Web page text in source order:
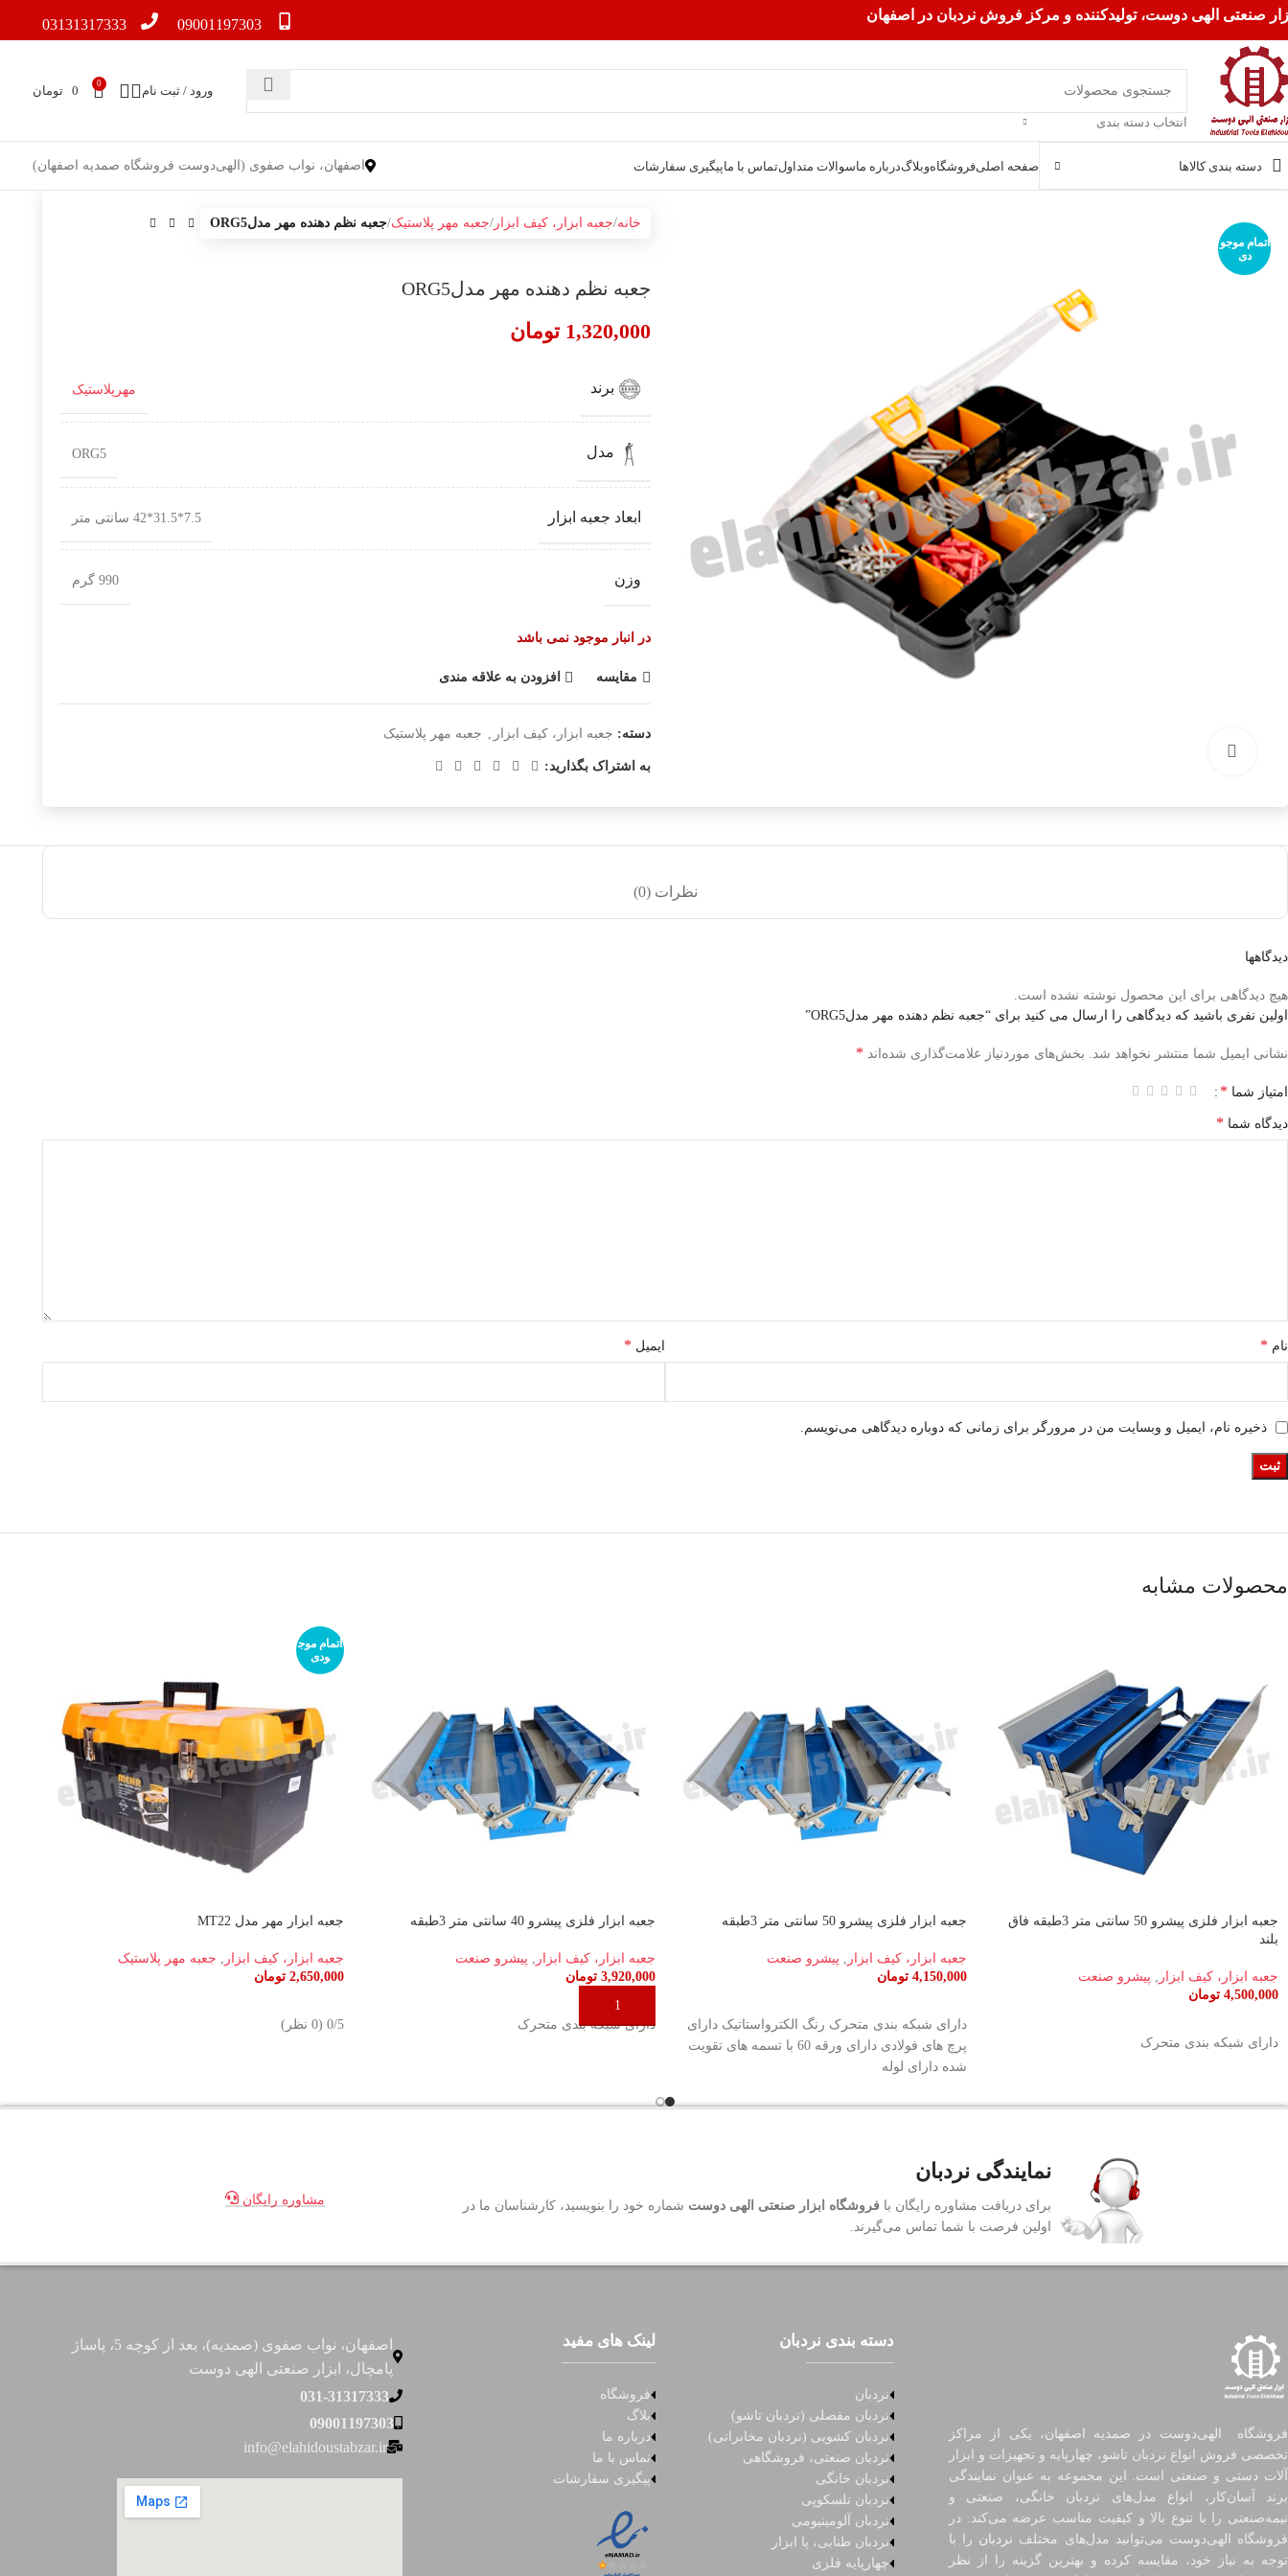
صنعتی الهی دوست، تولیدکننده و مرکز فروش نردبان در اصفهان
09001197303
03131317333
انتخاب دسته بندی
ورود / ثبت نام
0
0 تومان
دسته بندی کالاها صفحه اصلیفروشگاهوبلاگدرباره ماسوالات متداولتماس با ماپیگیری سفارشات اصفهان، نواب صفوی (الهی‌دوست فروشگاه صمدیه اصفهان)
اتمام موجو
دی
خانه جعبه ابزار، کیف ابزار جعبه مهر پلاستیک جعبه نظم دهنده مهر مدلORG5
جعبه نظم دهنده مهر مدلORG5
1,320,000 تومان
برند مهرپلاستیک
مدل ORG5
ابعاد جعبه ابزار 7.5*31.5*42 سانتی متر
وزن 990 گرم
در انبار موجود نمی باشد
مقایسه افزودن به علاقه مندی
دسته: جعبه ابزار، کیف ابزار , جعبه مهر پلاستیک
به اشتراک بگذارید:
نظرات (0)
دیدگاهها
هیچ دیدگاهی برای این محصول نوشته نشده است.
اولین نفری باشید که دیدگاهی را ارسال می کنید برای “جعبه نظم دهنده مهر مدلORG5”
نشانی ایمیل شما منتشر نخواهد شد. بخش‌های موردنیاز علامت‌گذاری شده‌اند *
امتیاز شما *
دیدگاه شما *
نام * ایمیل *
ذخیره نام، ایمیل و وبسایت من در مرورگر برای زمانی که دوباره دیدگاهی می‌نویسم.
محصولات مشابه
جعبه ابزار فلزی پیشرو 50 سانتی متر 3طبقه فاق
بلند
جعبه ابزار، کیف ابزار
پیشرو صنعت
4,500,000 تومان
دارای شبکه بندی متحرک
جعبه ابزار فلزی پیشرو 50 سانتی متر 3طبقه
جعبه ابزار، کیف ابزار
پیشرو صنعت
4,150,000 تومان
دارای شبکه بندی متحرک رنگ الکترواستاتیک دارای
پرچ های فولادی دارای ورقه 60 با تسمه های تقویت
شده دارای لوله
جعبه ابزار فلزی پیشرو 40 سانتی متر 3طبقه
جعبه ابزار، کیف ابزار
پیشرو صنعت
3,920,000 تومان
افزودن به سبد خرید
دارای شبکه بندی متحرک
اتمام موج
ودی
جعبه ابزار مهر مدل MT22
جعبه ابزار، کیف ابزار
جعبه مهر پلاستیک
2,650,000 تومان
‫0/5 ‫(0 نظر)
نمایندگی نردبان
برای دریافت مشاوره رایگان با فروشگاه ابزار صنعتی الهی دوست شماره خود را بنویسید، کارشناسان ما در
اولین فرصت با شما تماس می‌گیرند.
مشاوره رایگان
فروشگاه الهی‌دوست در صمدیه اصفهان، یکی از مراکز
تخصصی فروش انواع نردبان تاشو، چهارپایه و تجهیزات و ابزار
آلات دستی و صنعتی است. این مجموعه به عنوان نمایندگی
برند آسان‌کار، انواع مدل‌های نردبان خانگی، صنعتی و
نیمه‌صنعتی را با تنوع بالا و کیفیت مناسب عرضه می‌کند. در
فروشگاه الهی‌دوست می‌توانید مدل‌های مختلف نردبان را با
توجه به نیاز خود، مقایسه کرده و بهترین گزینه را از نظر
دسته بندی نردبان
نردبان
نردبان مفصلی (نردبان تاشو)
نردبان کشویی (نردبان مخابراتی)
نردبان صنعتی، فروشگاهی
نردبان خانگی
نردبان تلسکوپی
نردبان آلومینیومی
نردبان طنابی، پا ابزار
چهارپایه فلزی
لینک های مفید
فروشگاه
بلاگ
درباره ما
تماس با ما
پیگیری سفارشات
اصفهان، نواب صفوی (صمدیه)، بعد از کوچه 5، پاساژ
پامچال، ابزار صنعتی الهی دوست
031-31317333
09001197303
info@elahidoustabzar.ir